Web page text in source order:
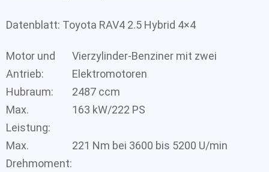
Datenblatt: Toyota RAV4 2.5 Hybrid 4×4
Motor und
Antrieb:
Vierzylinder-Benziner mit zwei
Elektromotoren
Hubraum:
2487 ccm
Max.
Leistung:
163 kW/222 PS
Max.
Drehmoment:
221 Nm bei 3600 bis 5200 U/min